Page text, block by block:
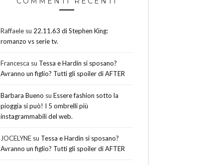
Raffaele su 22.11.63 di Stephen King:
romanzo vs serie tv.
Francesca su Tessa e Hardin si sposano?
Avranno un figlio? Tutti gli spoiler di AFTER
Barbara Bueno su Essere fashion sotto la
pioggia si può! I 5 ombrelli più
instagrammabili del web.
JOCELYNE su Tessa e Hardin si sposano?
Avranno un figlio? Tutti gli spoiler di AFTER